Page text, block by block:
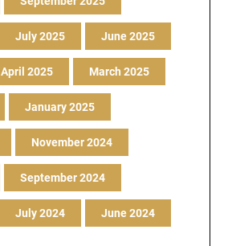
July 2025 June 2025
April 2025 March 2025
January 2025
November 2024
September 2024
July 2024 June 2024